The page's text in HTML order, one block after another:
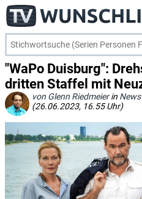
"WaPo Duisburg":
dritten Staffel mit
von Glenn Riedmeierin
(26.06.2023, 16.55 Uhr)